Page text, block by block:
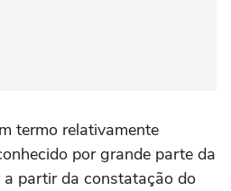
termo relativamente
por grande parte da
partir da constatação do